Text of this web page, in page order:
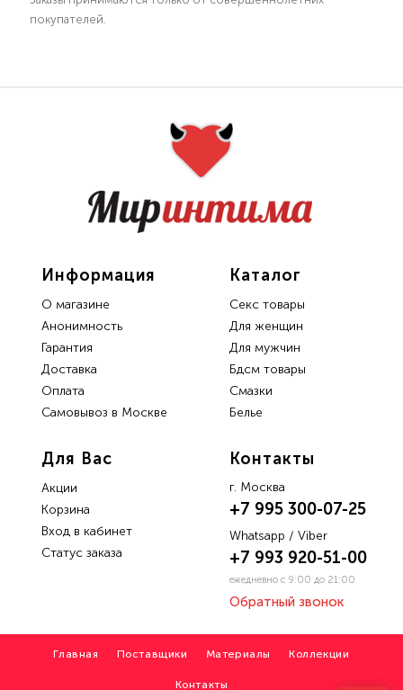
покупателей.
Каталог
Секс товары
Для женщин
Для мужчин
Бдсм товары
Смазки
Белье
Информация
О магазине
Анонимность
Гарантия
Доставка
Oплата
Самовывоз в Москве
Для Вас
Акции
Корзина
Вход в кабинет
Статус заказа
Контакты
г. Москва
+7 995 300-07-25
+7 993 920-51-00
Whatsapp / Viber
ежедневно с 9:00 до 21:00
Обратный звонок
Главная Поставщики Материалы Коллекции
Контакты